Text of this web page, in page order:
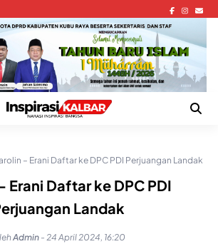
– Erani Daftar ke DPC PDI Perjuangan Landak
Erani Daftar ke DPC PDI
Landak
Admin - 24 April 2024, 16:20